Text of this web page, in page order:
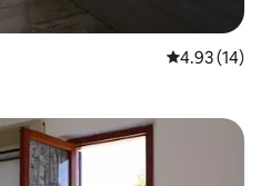
從 14 則評價
4.93 (14)